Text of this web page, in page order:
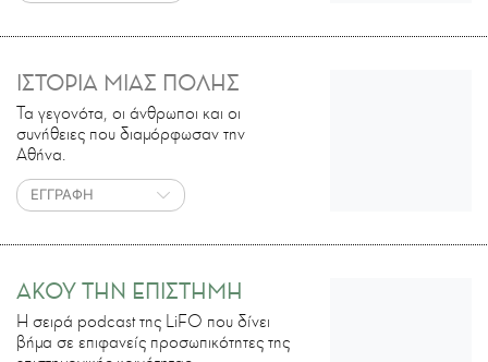
ΙΣΤΟΡΙΑ ΜΙΑΣ ΠΟΛΗΣ
Τα γεγονότα, οι άνθρωποι και οι
συνήθειες που διαμόρφωσαν την
Αθήνα.
ΕΓΓΡΑΦΗ
ΑΚΟΥ ΤΗΝ ΕΠΙΣΤΗΜΗ
H σειρά podcast της LiFO που δίνει
βήμα σε επιφανείς προσωπικότητες της